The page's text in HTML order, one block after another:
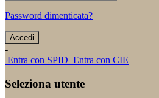
Password dimenticata?
-
Entra con SPID Entra con CIE
Seleziona utente